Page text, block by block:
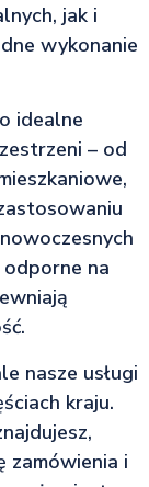
jak i
wykonanie
idealne
– od
na
nasze usługi
kraju.
zamówienia i